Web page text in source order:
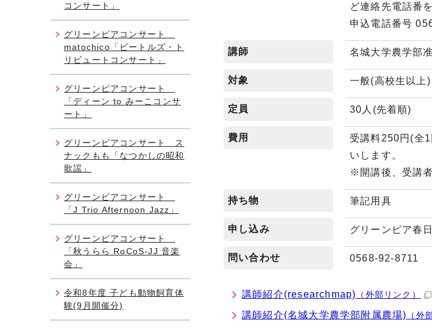
ど連絡先電話番
申込電話番号
講師 名城大学農学部
対象 一般(高校生以上)
定員 30人(先着順)
費用
受講料250円(全
いします。
※開講後、受講
持ち物 筆記用具
申し込み グリーンピア春
問い合わせ 0568-92-8711
講師紹介(researchmap) （外部リンク）
講師紹介(名城大学農学部附属農場) （外
コンサート」
グリーンピアコンサート
matochico「ビートルズ・ト
リビュートコンサート」
グリーンピアコンサート
「ディーン to みーこコンサ
ート」
グリーンピアコンサート ス
ナックもも「なつかしの昭和
歌謡」
グリーンピアコンサート
「J Trio Afternoon Jazz」
グリーンピアコンサート
「秋うらら RoCoS-JJ 音楽
会」
令和8年度 子ども動物飼育体
験(9月開催分)